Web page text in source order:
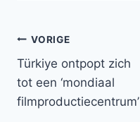
Bericht
navigatie
VORIGE
Türkiye ontpopt zich
tot een ‘mondiaal
filmproductiecentrum’